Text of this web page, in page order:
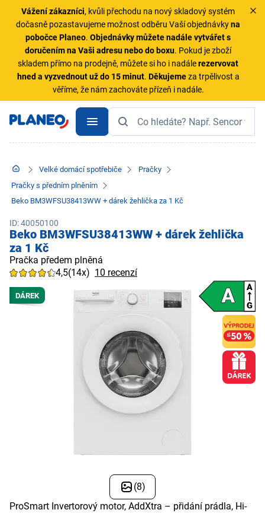
Vážení zákazníci, kvůli přechodu na nový skladový systém
dočasně pozastavujeme možnost odběru Vaší objednávkyna
pobočce Planeo.Objednávky můžete nadále vytvářet s
doručením na Vaši adresu nebo do boxu. Pokud je zboží
skladem přímo na prodejně, můžete si ho i nadálerezervovat
hned a vyzvednout už do 15 minut. Děkujemeza trpělivost a
věříme, že nám zachováte přízeň i nadále.
Velké domácí spotřebiče
Pračky
Pračky s předním plněním
Beko BM3WFSU38413WW + dárek žehlička za 1 Kč
ID: 40050100
Beko BM3WFSU38413WW + dárek žehlička
za 1 Kč
Pračka předem plněná
4,5(14x) 10 recenzí
DÁREK
(8)
ProSmart Invertorový motor, AddXtra – přidání prádla, Hi-